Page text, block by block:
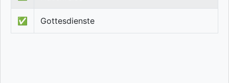
✅ Gottesdienste